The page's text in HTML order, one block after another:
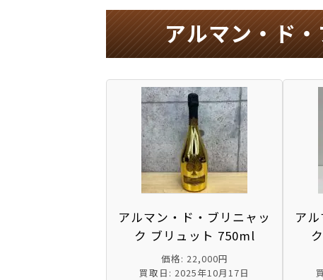
アルマン・ド
アルマン・ド・ブリニャッ
ク ブリュット 750ml
価格: 22,000円
買取日: 2025年10月17日
ア